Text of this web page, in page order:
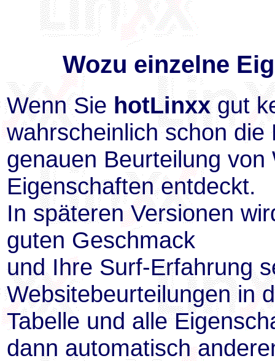
Wozu einzelne
Wenn Sie hotLinxxgut
wahrscheinlich schon die
genauen Beurteilung
Eigenschaften entdeckt.
In späteren Versionen
guten Geschmack
und Ihre Surf-Erfahrung
Websitebeurteilungen in
Tabelle und alle
dann automatisch